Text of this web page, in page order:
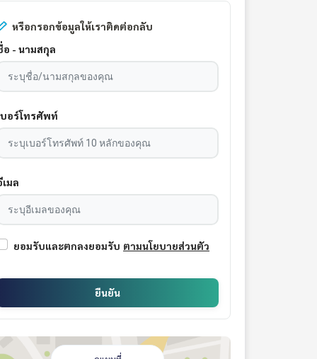
หรือกรอกข้อมูลให้เราติดต่อกลับ
อ - นามสกุล
บอร์โทรศัพท์
มล
ยอมรับและตกลงยอมรับ ตามนโยบายส่วนตัว
ยืนยัน